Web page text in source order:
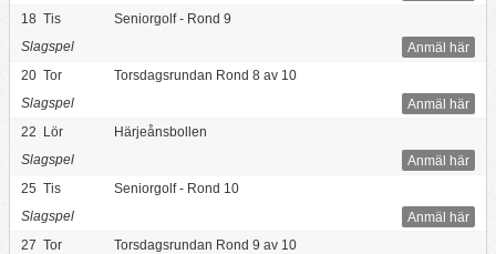
18 Tis
Seniorgolf - Rond 9
Anmäl här
Slagspel
20 Tor
Torsdagsrundan Rond 8 av 10
Anmäl här
Slagspel
22 Lör
Härjeånsbollen
Anmäl här
Slagspel
25 Tis
Seniorgolf - Rond 10
Anmäl här
Slagspel
27 Tor
Torsdagsrundan Rond 9 av 10